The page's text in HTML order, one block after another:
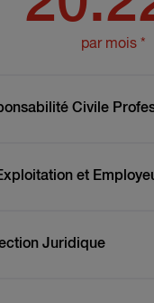
par mois *
Civile
et
Juridique